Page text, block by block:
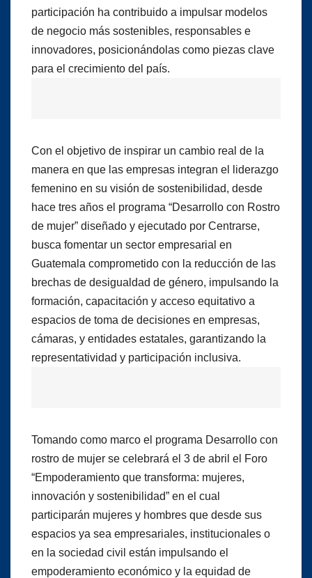
participación ha contribuido a impulsar modelos
de negocio más sostenibles, responsables e
innovadores, posicionándolas como piezas clave
para el crecimiento del país.
Con el objetivo de inspirar un cambio real de la
manera en que las empresas integran el liderazgo
femenino en su visión de sostenibilidad, desde
hace tres años el programa “Desarrollo con Rostro
de mujer” diseñado y ejecutado por Centrarse,
busca fomentar un sector empresarial en
Guatemala comprometido con la reducción de las
brechas de desigualdad de género, impulsando la
formación, capacitación y acceso equitativo a
espacios de toma de decisiones en empresas,
cámaras, y entidades estatales, garantizando la
representatividad y participación inclusiva.
Tomando como marco el programa Desarrollo con
rostro de mujer se celebrará el 3 de abril el Foro
“Empoderamiento que transforma: mujeres,
innovación y sostenibilidad” en el cual
participarán mujeres y hombres que desde sus
espacios ya sea empresariales, institucionales o
en la sociedad civil están impulsando el
empoderamiento económico y la equidad de